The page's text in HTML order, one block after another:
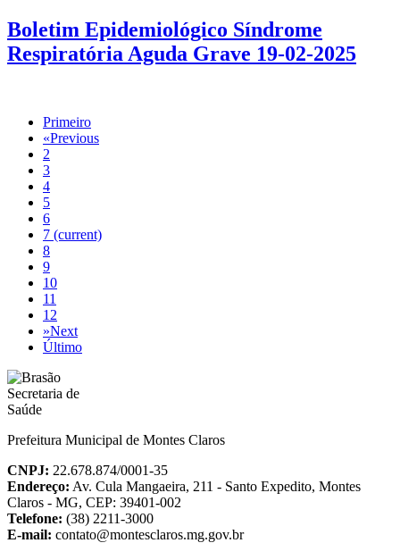
Boletim Epidemiológico Síndrome
Respiratória Aguda Grave 19-02-2025
Primeiro
«Previous
2
3
4
5
6
7 (current)
8
9
10
11
12
»Next
Último
Prefeitura Municipal de Montes Claros
CNPJ: 22.678.874/0001-35
Endereço: Av. Cula Mangaeira, 211 - Santo Expedito, Montes
Claros - MG, CEP: 39401-002
Telefone: (38) 2211-3000
E-mail: contato@montesclaros.mg.gov.br